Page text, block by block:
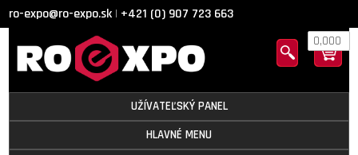
ro-expo@ro-expo.sk | +421 (0) 907 723 663
0,000
UŽÍVATEĽSKÝ PANEL
HLAVNÉ MENU